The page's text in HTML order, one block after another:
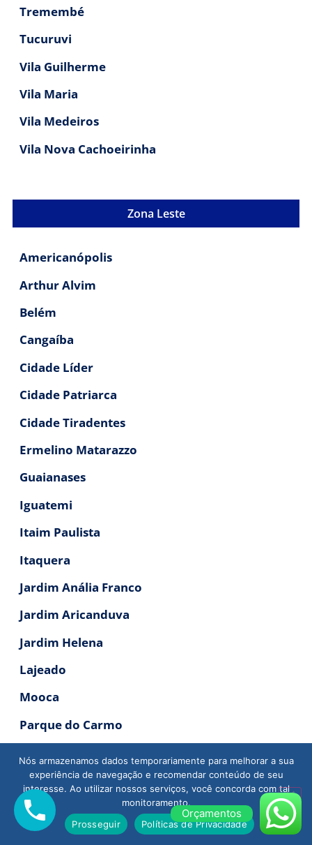
Tremembé
Tucuruvi
Vila Guilherme
Vila Maria
Vila Medeiros
Vila Nova Cachoeirinha
Zona Leste
Americanópolis
Arthur Alvim
Belém
Cangaíba
Cidade Líder
Cidade Patriarca
Cidade Tiradentes
Ermelino Matarazzo
Guaianases
Iguatemi
Itaim Paulista
Itaquera
Jardim Anália Franco
Jardim Aricanduva
Jardim Helena
Lajeado
Mooca
Parque do Carmo
Ponte Rasa
São Lucas
São Mateus
Orçamentos
Nós armazenamos dados temporariamente para melhorar a sua
experiência de navegação e recomendar conteúdo de seu
interesse. Ao utilizar nossos serviços, você concorda com tal
monitoramento.
Prosseguir
Políticas de Privacidade